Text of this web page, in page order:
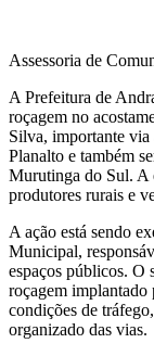
Assessoria de
A Prefeitura de
roçagem no
Silva, importante
Planalto e também
Murutinga do Sul. A
produtores rurais e
A ação está sendo
Municipal,
espaços públicos. O
roçagem
condições de
organizado das vias.